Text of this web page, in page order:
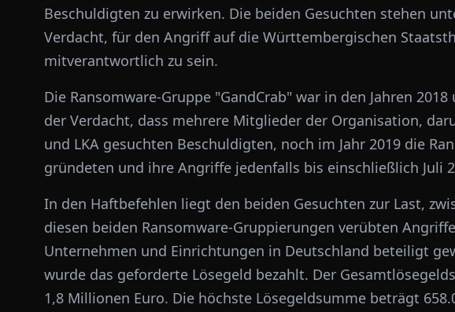
Beschuldigten zu erwirken. Die beiden Gesuchten stehen
Verdacht, für den Angriff auf die Württembergischen
mitverantwortlich zu sein.
Die Ransomware-Gruppe "GandCrab" war in den Jahren
der Verdacht, dass mehrere Mitglieder der Organisation,
und LKA gesuchten Beschuldigten, noch im Jahr 2019 die
gründeten und ihre Angriffe jedenfalls bis einschließlich Juli
In den Haftbefehlen liegt den beiden Gesuchten zur Last,
diesen beiden Ransomware-Gruppierungen verübten
Unternehmen und Einrichtungen in Deutschland beteiligt
wurde das geforderte Lösegeld bezahlt. Der
1,8 Millionen Euro. Die höchste Lösegeldsumme beträgt